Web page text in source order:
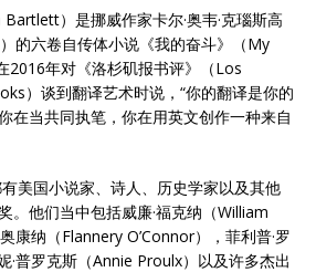
）是挪威作家卡尔·奥韦·克瑙斯高
的六卷自传体小说《我的奋斗》（My
2016年对《洛杉矶报书评》（Los
）谈到翻译艺术时说，“你的翻译是你的
在当共同执笔，你在用英文创作一种来自
美国小说家、诗人、历史学家以及其他
。他们当中包括威廉·福克纳（William
康纳（Flannery O’Connor），菲利普·罗
·普罗克斯（Annie Proulx）以及许多杰出